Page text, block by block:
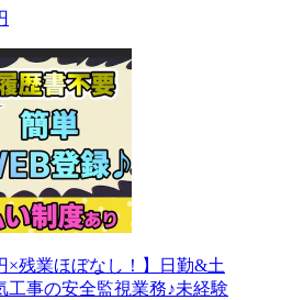
×残業ほぼなし！】日勤&土
事の安全監視業務♪未経験